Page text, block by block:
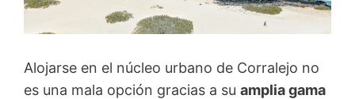
Alojarse en el núcleo urbano de Corralejo no
es una mala opción gracias a su amplia gama